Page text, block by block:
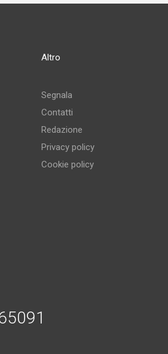
Altro
Segnala
Contatti
Redazione
Privacy policy
Cookie policy